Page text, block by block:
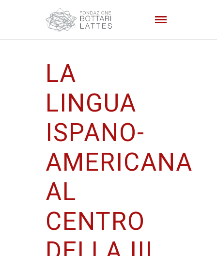
LA
LINGUA
ISPANO-
AMERICANA
AL
CENTRO